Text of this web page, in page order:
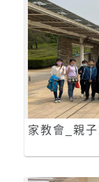
家教會_親